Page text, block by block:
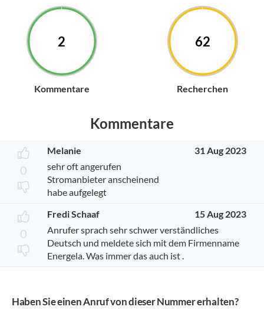
2
Kommentare
62
Recherchen
Kommentare
0
Melanie
31 Aug 2023
sehr oft angerufen
Stromanbieter anscheinend
habe aufgelegt
0
Fredi Schaaf
15 Aug 2023
Anrufer sprach sehr schwer verständliches
Deutsch und meldete sich mit dem Firmenname
Energela. Was immer das auch ist .
Haben Sie einen Anruf von dieser Nummer erhalten?